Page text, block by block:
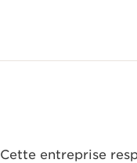
Cette entreprise